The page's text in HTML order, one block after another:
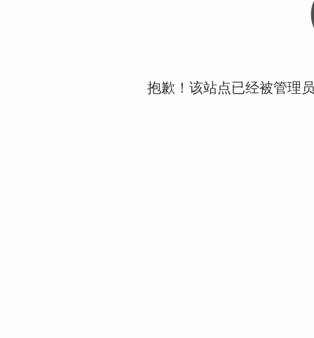
抱歉！该站点已经被管理